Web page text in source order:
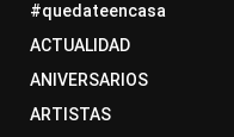
#quedateencasa
ACTUALIDAD
ANIVERSARIOS
ARTISTAS